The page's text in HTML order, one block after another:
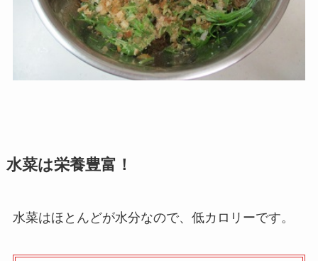
水菜は栄養豊富！
水菜はほとんどが水分なので、低カロリーです。